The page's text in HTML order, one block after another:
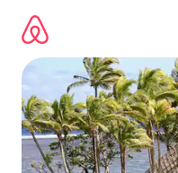
direct
naar
inhoud